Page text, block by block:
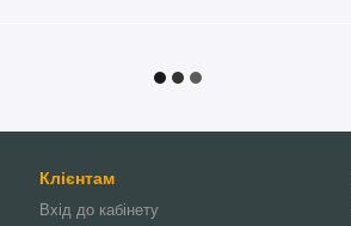
Клієнтам
Вхід до кабінету